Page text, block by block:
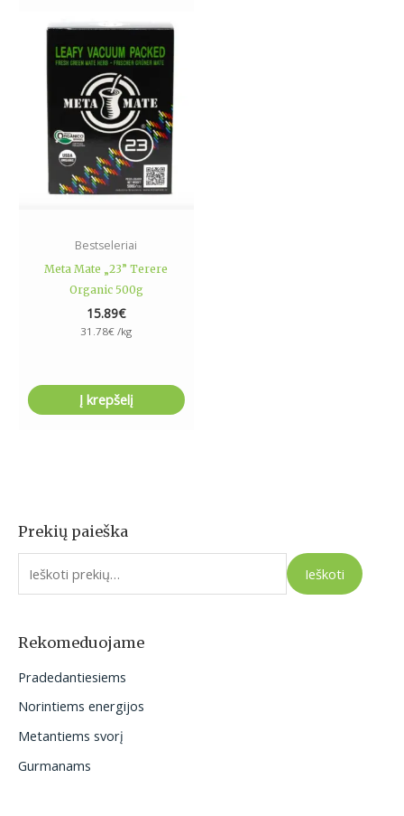
Prekių paieška
I
e
o
:
Ieškoti
Rekomeduojame
Pradedantiesiems
Norintiems energijos
Metantiems svorį
Gurmanams
Bestseleriai
Meta Mate „23” Terere
Organic 500g
15.89€
31.78€ /kg
Į krepšelį